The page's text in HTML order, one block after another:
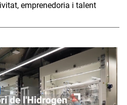
emprenedoria i talent